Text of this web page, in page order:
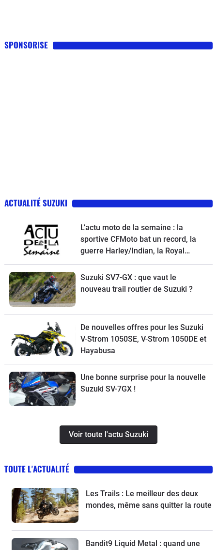
SPONSORISE
ACTUALITÉ SUZUKI
L’actu moto de la semaine : la
sportive CFMoto bat un record, la
guerre Harley/Indian, la Royal
Enfield Bullet 650, une nouvelle
moto de cross Ducati et la Suzuki
SV-7GX à l’essai
Suzuki SV7-GX : que vaut le
nouveau trail routier de Suzuki ?
De nouvelles offres pour les Suzuki
V-Strom 1050SE, V-Strom 1050DE et
Hayabusa
Une bonne surprise pour la nouvelle
Suzuki SV-7GX !
Voir toute l'actu Suzuki
TOUTE L'ACTUALITÉ
Les Trails : Le meilleur des deux
mondes, même sans quitter la route
Bandit9 Liquid Metal : quand une